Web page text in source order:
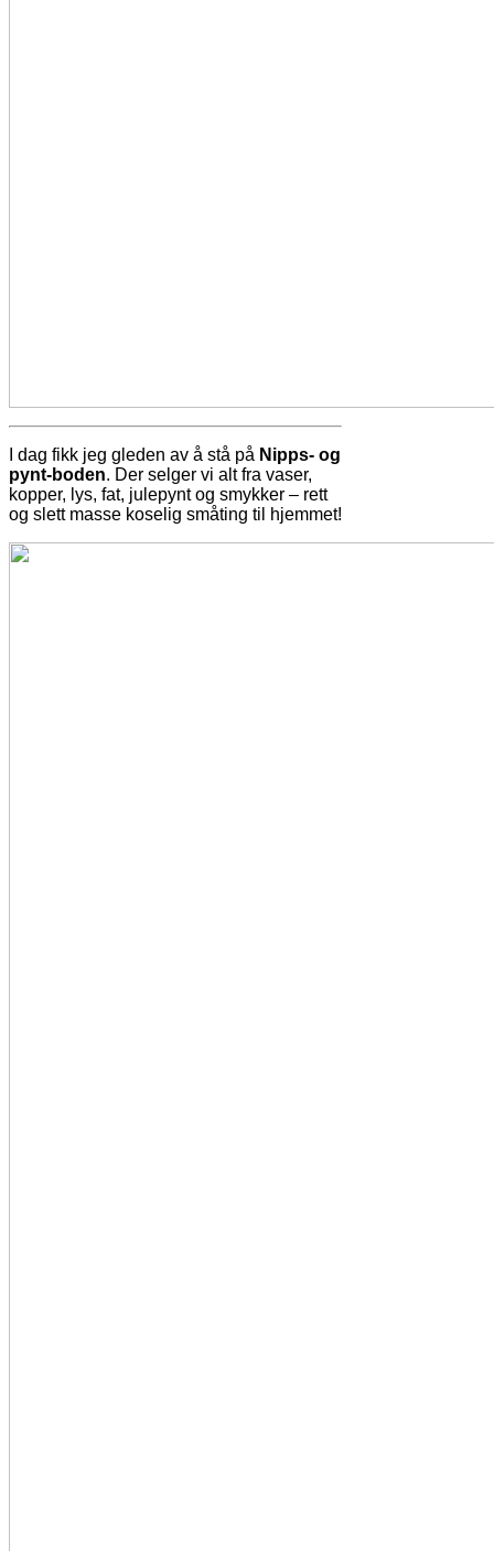
I dag fikk jeg gleden av å stå på Nipps- og
pynt-boden. Der selger vi alt fra vaser,
kopper, lys, fat, julepynt og smykker – rett
og slett masse koselig småting til hjemmet!